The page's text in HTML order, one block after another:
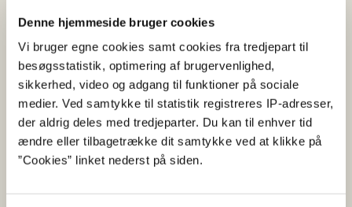
Denne hjemmeside bruger cookies
Vi bruger egne cookies samt cookies fra tredjepart til
besøgsstatistik, optimering af brugervenlighed,
sikkerhed, video og adgang til funktioner på sociale
medier. Ved samtykke til statistik registreres IP-adresser,
der aldrig deles med tredjeparter. Du kan til enhver tid
ændre eller tilbagetrække dit samtykke ved at klikke på
”Cookies” linket nederst på siden.
Vandforsyning og affaldshåndtering
Rensning
Afsluttet
Startår 2018 Afsluttet 2022 Herning
I MEREFF udvikles en biofilmbaseret renseløsning til
fjernelse af lægemidler, mikroforureningsstoffer og
uomsætteligt organisk materiale i udløbet af
spildevandsrenseanlæg.